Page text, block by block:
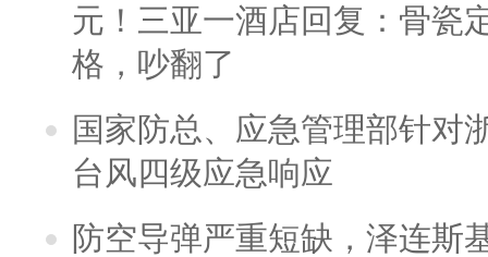
元！三亚一酒店回复：骨瓷
格，吵翻了
国家防总、应急管理部针对
台风四级应急响应
防空导弹严重短缺，泽连斯